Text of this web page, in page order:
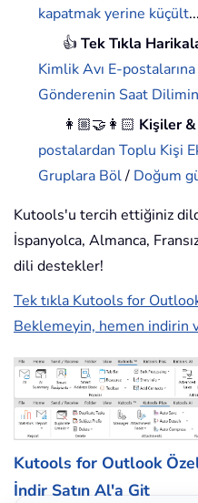
kapatmak yerine küçült...
👍Tek Tıkla
Kimlik Avı E-
Gönderenin Saat
👩🏼‍🤝‍👩🏻 Kişiler
postalardan Toplu Kişi
Gruplara Böl/ Doğum
Kutools'u tercih ettiğiniz
İspanyolca, Almanca,
dili destekler!
Tek tıkla Kutools for
Beklemeyin, hemen indirin
Kutools for Outlook
İndir Satın Al'a Git